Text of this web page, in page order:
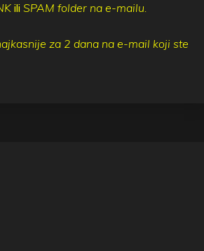
ili SPAM folder na e-mailu.
za 2 dana na e-mail koji ste